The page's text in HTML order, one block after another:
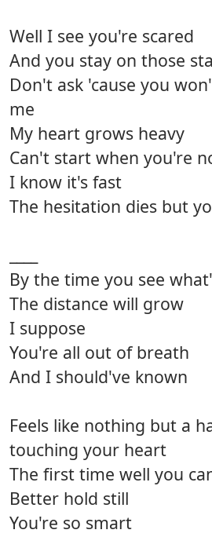
Well I see you're scared
And you stay on those
Don't ask 'cause you
me
My heart grows heavy
Can't start when you're
I know it's fast
The hesitation dies but
By the time you see
The distance will grow
I suppose
You're all out of breath
And I should've known
Feels like nothing but a
touching your heart
The first time well you
Better hold still
You're so smart